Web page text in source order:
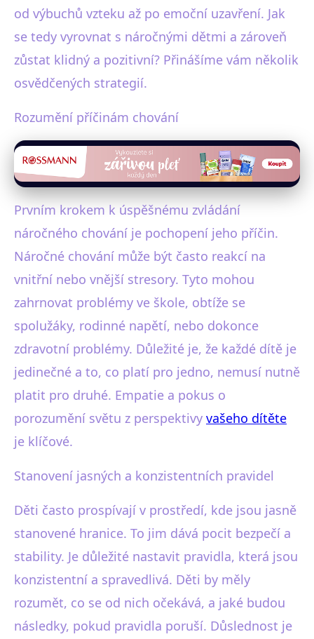
od výbuchů vzteku až po emoční uzavření. Jak
se tedy vyrovnat s náročnými dětmi a zároveň
zůstat klidný a pozitivní? Přinášíme vám několik
osvědčených strategií.
Rozumění příčinám chování
Prvním krokem k úspěšnému zvládání
náročného chování je pochopení jeho příčin.
Náročné chování může být často reakcí na
vnitřní nebo vnější stresory. Tyto mohou
zahrnovat problémy ve škole, obtíže se
spolužáky, rodinné napětí, nebo dokonce
zdravotní problémy. Důležité je, že každé dítě je
jedinečné a to, co platí pro jedno, nemusí nutně
platit pro druhé. Empatie a pokus o
porozumění světu z perspektivy vašeho dítěte
je klíčové.
Stanovení jasných a konzistentních pravidel
Děti často prospívají v prostředí, kde jsou jasně
stanovené hranice. To jim dává pocit bezpečí a
stability. Je důležité nastavit pravidla, která jsou
konzistentní a spravedlivá. Děti by měly
rozumět, co se od nich očekává, a jaké budou
následky, pokud pravidla poruší. Důslednost je